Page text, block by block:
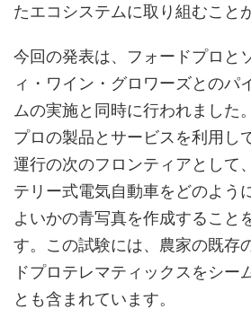
たエコシステムに取り組むこと
今回の発表は、フォードプロと
ィ・ワイン・グロワーズとのパ
ムの実施と同時に行われました
プロの製品とサービスを利用し
運行の次のフロンティアとして
テリー式電気自動車をどのよう
よいかの青写真を作成すること
す。この試験には、農家の既存
ドプロテレマティックスをシー
とも含まれています。